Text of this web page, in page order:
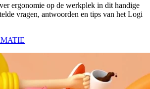
ergonomie op de werkplek in dit handige
vragen, antwoorden en tips van het Logi